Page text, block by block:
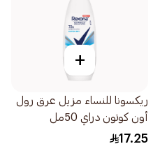
+
ريكسونا للنساء مزيل عرق رول
أون كوتون دراي 50مل
17.25